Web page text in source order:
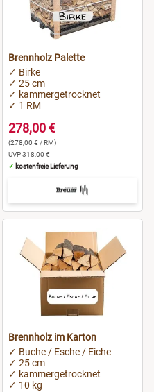
Brennholz Palette
✓ Birke
✓ 25 cm
✓ kammergetrocknet
✓ 1 RM
278,00 €
(278,00 € / RM)
UVP318,00 €
✓ kostenfreie Lieferung
Brennholz im Karton
✓ Buche / Esche / Eiche
✓ 25 cm
✓ kammergetrocknet
✓ 10 kg